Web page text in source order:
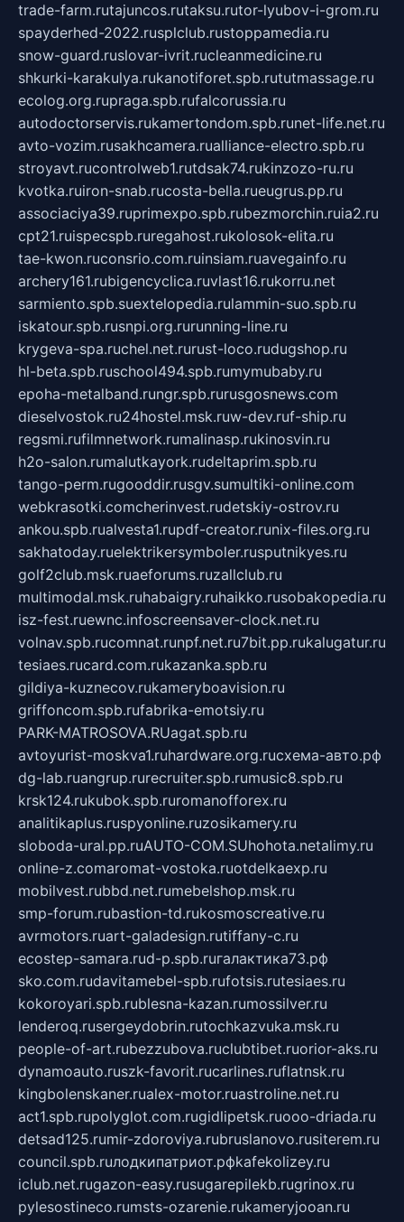
trade-farm.rutajuncos.rutaksu.rutor-lyubov-i-grom.ru
spayderhed-2022.rusplclub.rustoppamedia.ru
snow-guard.ruslovar-ivrit.rucleanmedicine.ru
shkurki-karakulya.rukanotiforet.spb.rututmassage.ru
ecolog.org.rupraga.spb.rufalcorussia.ru
autodoctorservis.rukamertondom.spb.runet-life.net.ru
avto-vozim.rusakhcamera.rualliance-electro.spb.ru
stroyavt.rucontrolweb1.rutdsak74.rukinzozo-ru.ru
kvotka.ruiron-snab.rucosta-bella.rueugrus.pp.ru
associaciya39.ruprimexpo.spb.rubezmorchin.ruia2.ru
cpt21.ruispecspb.ruregahost.rukolosok-elita.ru
tae-kwon.ruconsrio.com.ruinsiam.ruavegainfo.ru
archery161.rubigencyclica.ruvlast16.rukorru.net
sarmiento.spb.suextelopedia.rulammin-suo.spb.ru
iskatour.spb.rusnpi.org.rurunning-line.ru
krygeva-spa.ruchel.net.rurust-loco.rudugshop.ru
hl-beta.spb.ruschool494.spb.rumymubaby.ru
epoha-metalband.rungr.spb.rurusgosnews.com
dieselvostok.ru24hostel.msk.ruw-dev.ruf-ship.ru
regsmi.rufilmnetwork.rumalinasp.rukinosvin.ru
h2o-salon.rumalutkayork.rudeltaprim.spb.ru
tango-perm.rugooddir.rusgv.sumultiki-online.com
webkrasotki.comcherinvest.rudetskiy-ostrov.ru
ankou.spb.rualvesta1.rupdf-creator.runix-files.org.ru
sakhatoday.ruelektrikersymboler.rusputnikyes.ru
golf2club.msk.ruaeforums.ruzallclub.ru
multimodal.msk.ruhabaigry.ruhaikko.rusobakopedia.ru
isz-fest.ruewnc.infoscreensaver-clock.net.ru
volnav.spb.rucomnat.runpf.net.ru7bit.pp.rukalugatur.ru
tesiaes.rucard.com.rukazanka.spb.ru
gildiya-kuznecov.rukameryboavision.ru
griffoncom.spb.rufabrika-emotsiy.ru
PARK-MATROSOVA.RUagat.spb.ru
avtoyurist-moskva1.ruhardware.org.ruсхема-авто.рф
dg-lab.ruangrup.rurecruiter.spb.rumusic8.spb.ru
krsk124.rukubok.spb.ruromanofforex.ru
analitikaplus.ruspyonline.ruzosikamery.ru
sloboda-ural.pp.ruAUTO-COM.SUhohota.netalimy.ru
online-z.comaromat-vostoka.ruotdelkaexp.ru
mobilvest.rubbd.net.rumebelshop.msk.ru
smp-forum.rubastion-td.rukosmoscreative.ru
avrmotors.ruart-galadesign.rutiffany-c.ru
ecostep-samara.rud-p.spb.ruгалактика73.рф
sko.com.rudavitamebel-spb.rufotsis.rutesiaes.ru
kokoroyari.spb.rublesna-kazan.rumossilver.ru
lenderoq.rusergeydobrin.rutochkazvuka.msk.ru
people-of-art.rubezzubova.ruclubtibet.ruorior-aks.ru
dynamoauto.ruszk-favorit.rucarlines.ruflatnsk.ru
kingbolenskaner.rualex-motor.ruastroline.net.ru
act1.spb.rupolyglot.com.rugidlipetsk.ruooo-driada.ru
detsad125.rumir-zdoroviya.rubruslanovo.rusiterem.ru
council.spb.ruлодкипатриот.рфkafekolizey.ru
iclub.net.rugazon-easy.rusugarepilekb.rugrinox.ru
pylesostineco.rumsts-ozarenie.rukameryjooan.ru